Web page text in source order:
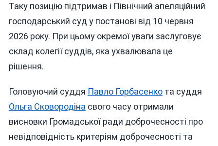
Таку позицію підтримав і Північний апеляційний
господарський суд у постанові від 10 червня
2026 року. При цьому окремої уваги заслуговує
склад колегії суддів, яка ухвалювала це
рішення.
Головуючий суддя Павло Горбасенкота суддя
Ольга Сковородіна свого часу отримали
висновки Громадської ради доброчесності про
невідповідність критеріям доброчесності та